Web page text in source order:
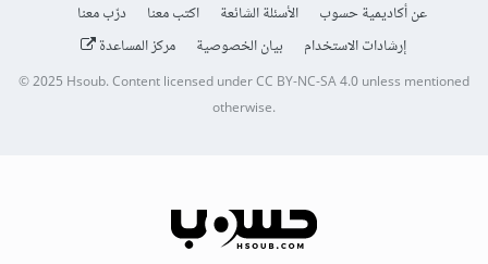
عن أكاديمية حسوب الأسئلة الشائعة اكتب معنا
درّب معنا
إرشادات الاستخدام
بيان الخصوصية مركز المساعدة
© 2025Hsoub.Content licensed underCC BY-NC-SA 4.0unless mentioned
otherwise.